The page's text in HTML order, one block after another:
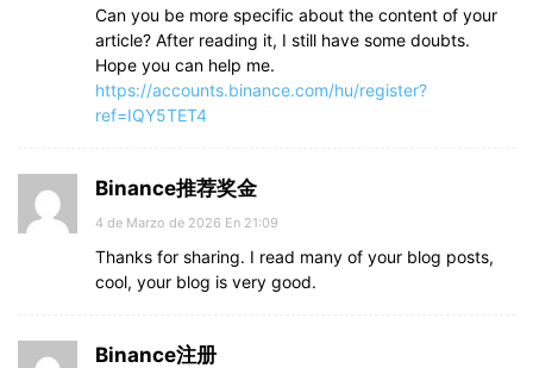
Can you be more specific about the content of your
article? After reading it, I still have some doubts.
Hope you can help me.
https://accounts.binance.com/hu/register?
ref=IQY5TET4
Binance推荐奖金
4 de Marzo de 2026 En 21:09
Thanks for sharing. I read many of your blog posts,
cool, your blog is very good.
Binance注册